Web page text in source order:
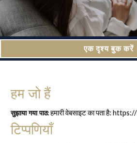
एक दृश्य बुक करें
हम जो हैं
सुझाया गया पाठ:हमारी वेबसाइट का पता है:
टिप्पणियाँ